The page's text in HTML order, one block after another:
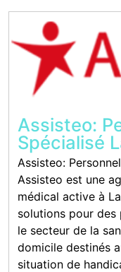
Assisteo:
Spécialisé
Assisteo:
Assisteo est une
médical active à
solutions pour
le secteur de la
domicile destinés
situation de